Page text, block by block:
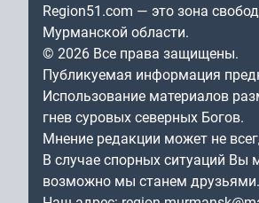
Region51.com — это зона
Мурманской области.
© 2026 Все права защищены.
Публикуемая информация
Использование материалов
гнев суровых северных Богов.
Мнение редакции может не
В случае спорных ситуаций Вы
возможно мы станем друзьями.